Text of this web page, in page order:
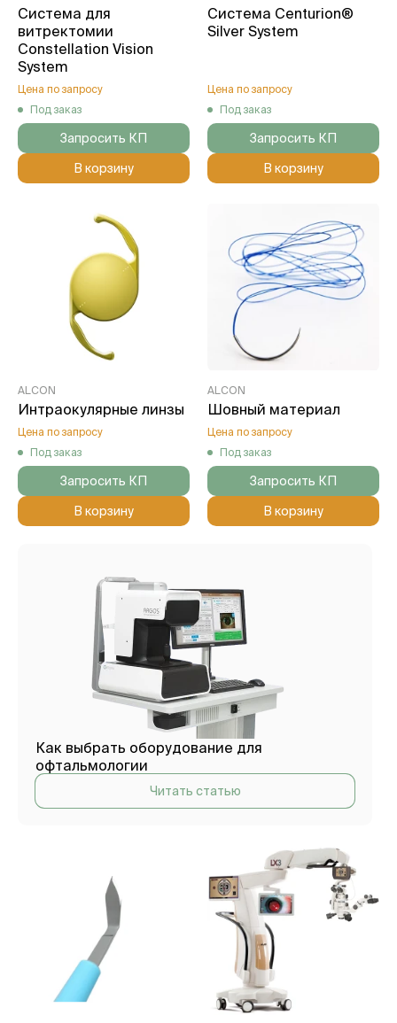
Как выбрать оборудование для
офтальмологии
Читать статью
Система для
витректомии
Constellation Vision
System
Цена по запросу
Под заказ
Запросить КП
В корзину
Система Centurion®
Silver System
Цена по запросу
Под заказ
Запросить КП
В корзину
ALCON
Интраокулярные линзы
Цена по запросу
Под заказ
Запросить КП
В корзину
ALCON
Шовный материал
Цена по запросу
Под заказ
Запросить КП
В корзину